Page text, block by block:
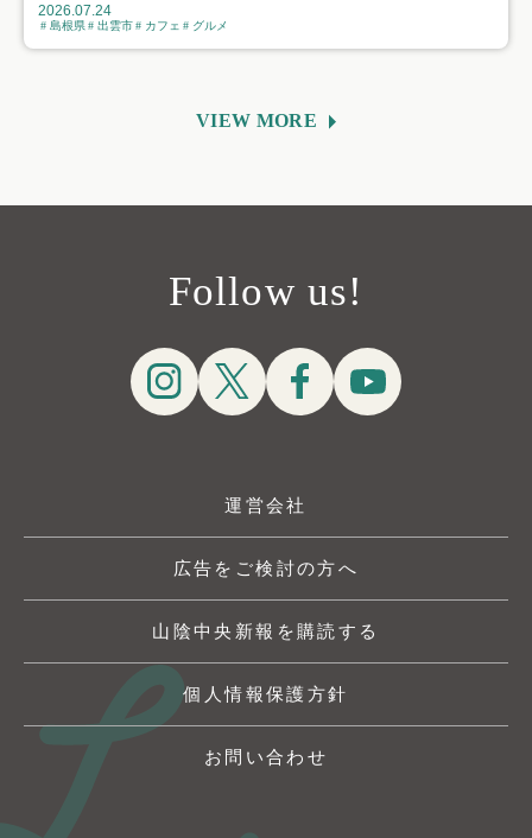
2026.07.24
島根県 出雲市 カフェ グルメ
VIEW MORE
Follow us!
運営会社
広告をご検討の方へ
山陰中央新報を購読する
個人情報保護方針
お問い合わせ